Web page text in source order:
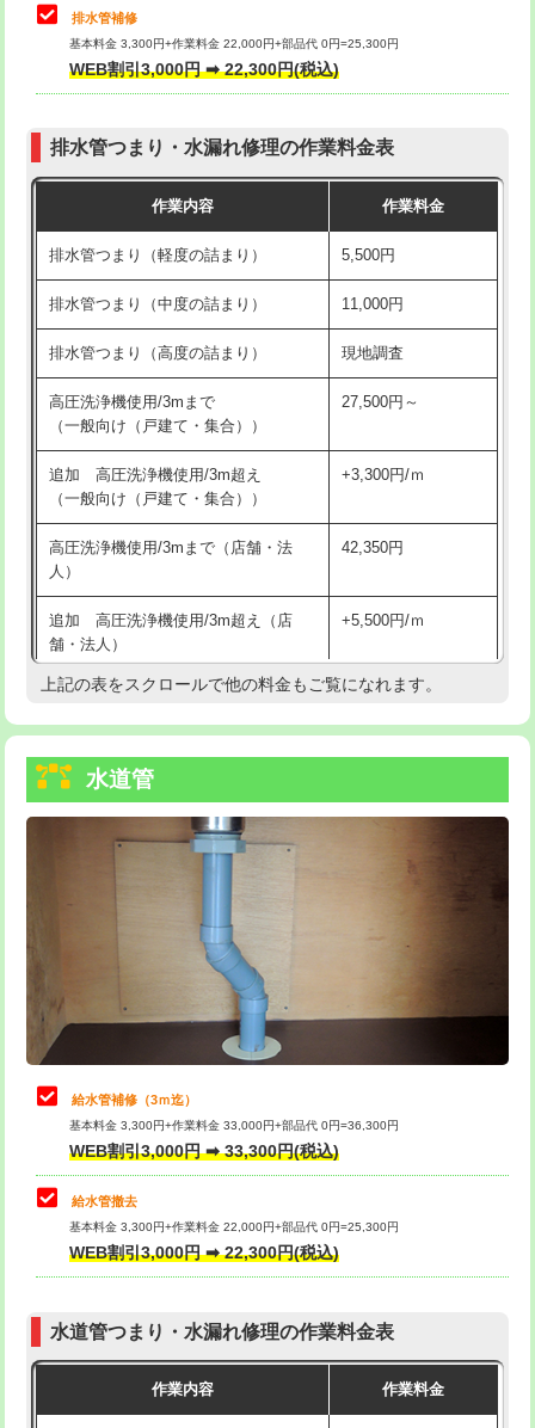
モルタル補修（厚さ10㎝まで）
モルタル補修（厚さ10㎝超え）
追加人工 16,500円
現場見積
※給水管工事は20mmまでの価格です。
式・ワンホール）)
交換・取付(排水栓・排水トラップ
交換・取付（その他部品） 11,000円+材料費
持込商品取付（単水栓） 13,200円
持込商品取付（混合水栓） 16,500円
持込商品取付（浄水器・分岐水栓） 16,500円
給水管工事※（ホール加工) 16,500円
給水管工事※（バンド止め) 3,300円
給水管工事※（支持金具設置)
給水管工事※（保温材使用（バンド止
め込み）)
5,500円
給水管工事※（土の掘削・埋め戻し作
業)
11,000円
給水管工事※（塩ビ管（VP・HI）使
用/3ｍまで)
33,000円
給水管工事※（塩ビ管（VP・HI）使
+8,800円
給水管工事※（ライニング鋼管・銅
管・ポリ管・HT管使用/3ｍまで)
給水管工事※（ライニング鋼管・銅
管・ポリ管・HT管使用/3ｍ超え)
排水管工事（土の掘削・埋め戻し作
11,000円~
排水管工事（排水管工事/3ｍまで） 55,000円
排水管工事（追加 排水管工事/3ｍ超
マス交換（土の掘削・埋め戻し作業）
マス交換（深さ50㎝未満）
マス交換（深さ50㎝以上）
コンクリート斫り（厚さ10㎝まで）
モルタル補修（厚さ10㎝超え） 38,500円
排水管補修
基本料金 3,300円+作業料金 22,000円+部品代 0円=25,300円
WEB割引3,000円 ➡ 22,300円(税込)
排水管つまり・水漏れ修理の作業料金表
作業内容 作業料金
排水管つまり（軽度の詰まり） 5,500円
排水管つまり（中度の詰まり） 11,000円
排水管つまり（高度の詰まり） 現地調査
高圧洗浄機使用/3mまで
（一般向け（戸建て・集合））
27,500円～
追加 高圧洗浄機使用/3m超え
（一般向け（戸建て・集合））
+3,300円/ｍ
高圧洗浄機使用/3mまで（店舗・法
人）
42,350円
追加 高圧洗浄機使用/3m超え（店
舗・法人）
+5,500円/ｍ
高度高圧洗浄換 現地調査
トーラー機使用/3mまで
追加トーラー機使用/3m超え
33,000円
8,800円
止水・漏水調査・防水処理・清掃・修
理・調整・分解・加工など（軽作業）
11,000円
止水・漏水調査・防水処理・清掃・修
理・調整・分解・加工など（中作業）
止水・漏水調査・防水処理・清掃・修
理・調整・分解・加工など（重作業）
33,000円
その他部品の脱着
交換・取付（タンク）
式）)
式・ワンホール）)
上記の表をスクロールで他の料金もご覧になれます。
水道管
給水管補修（3ｍ迄）
基本料金 3,300円+作業料金 33,000円+部品代 0円=36,300円
WEB割引3,000円 ➡ 33,300円(税込)
給水管撤去
基本料金 3,300円+作業料金 22,000円+部品代 0円=25,300円
WEB割引3,000円 ➡ 22,300円(税込)
水道管つまり・水漏れ修理の作業料金表
作業内容 作業料金